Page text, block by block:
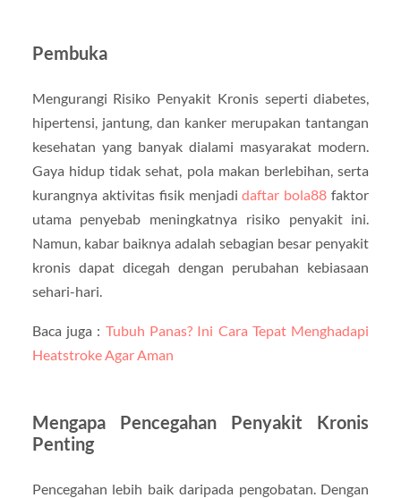
Pembuka
Mengurangi Risiko Penyakit Kronis seperti diabetes,
hipertensi, jantung, dan kanker merupakan tantangan
kesehatan yang banyak dialami masyarakat modern.
Gaya hidup tidak sehat, pola makan berlebihan, serta
kurangnya aktivitas fisik menjadidaftar bola88 faktor
utama penyebab meningkatnya risiko penyakit ini.
Namun, kabar baiknya adalah sebagian besar penyakit
kronis dapat dicegah dengan perubahan kebiasaan
sehari-hari.
Baca juga : Tubuh Panas? Ini Cara Tepat Menghadapi
Heatstroke Agar Aman
Mengapa Pencegahan Penyakit Kronis
Penting
Pencegahan lebih baik daripada pengobatan. Dengan